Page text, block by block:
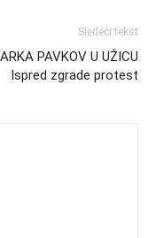
Sledeći tekst
PAVKOV U UŽICU
Ispred zgrade protest